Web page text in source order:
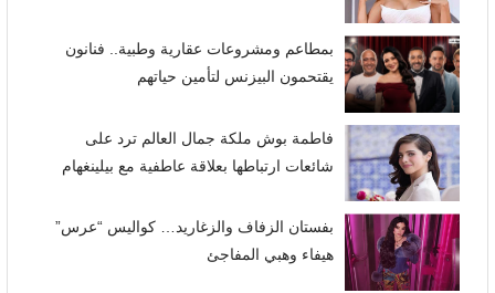
بمطاعم ومشروعات عقارية وطبية.. فنانون
يقتحمون البيزنس لتأمين حياتهم
فاطمة بوش ملكة جمال العالم ترد على
شائعات ارتباطها بعلاقة عاطفية مع بيلينغهام
بفستان الزفاف والزغاريد… كواليس “عرس”
هيفاء وهبي المفاجئ